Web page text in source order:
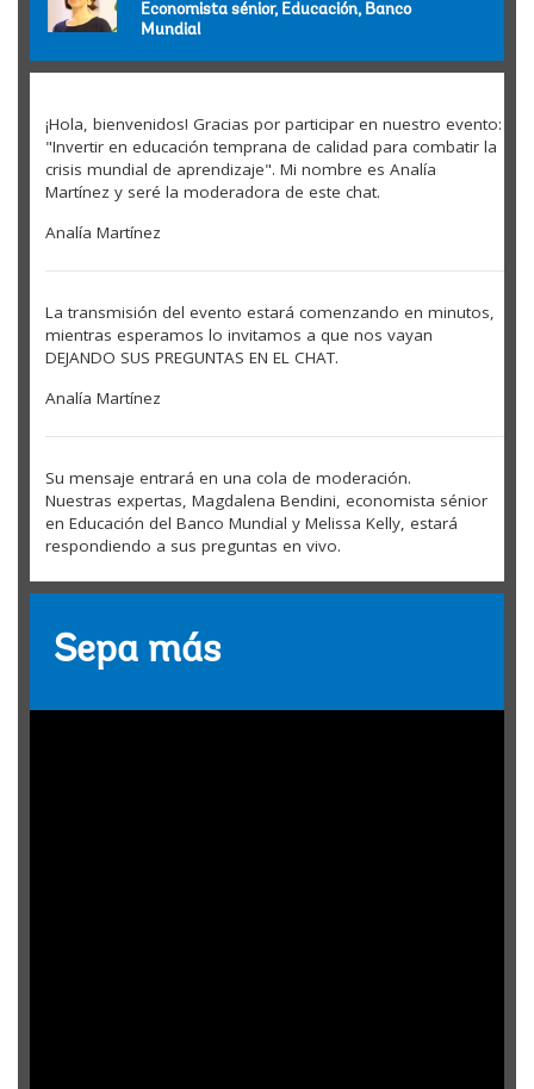
Economista sénior, Educación, Banco
Mundial
¡Hola, bienvenidos! Gracias por participar en nuestro evento:
"Invertir en educación temprana de calidad para combatir la
crisis mundial de aprendizaje". Mi nombre es Analía
Martínez y seré la moderadora de este chat.
Analía Martínez
La transmisión del evento estará comenzando en minutos,
mientras esperamos lo invitamos a que nos vayan
DEJANDO SUS PREGUNTAS EN EL CHAT.
Analía Martínez
Su mensaje entrará en una cola de moderación.
Nuestras expertas, Magdalena Bendini, economista sénior
en Educación del Banco Mundial y Melissa Kelly, estará
respondiendo a sus preguntas en vivo.
Analía Martínez
Felicitarlos excelentes por el amor a la niñez
Zoraida
Sepa más